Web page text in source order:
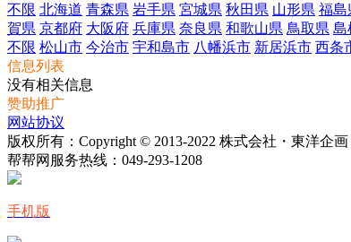
不限 北海道 青森県 岩手県 宮城県 秋田県 山形県 福島
賀県 京都府 大阪府 兵庫県 奈良県 和歌山県 鳥取県 島
不限 松山市 今治市 宇和島市 八幡浜市 新居浜市 西条
信息列表
没有相关信息
赞助推广
网站协议
版权所有：Copyright © 2013-2022 株式会社・東洋企画
帮帮网服务热线： 049-293-1208
手机版